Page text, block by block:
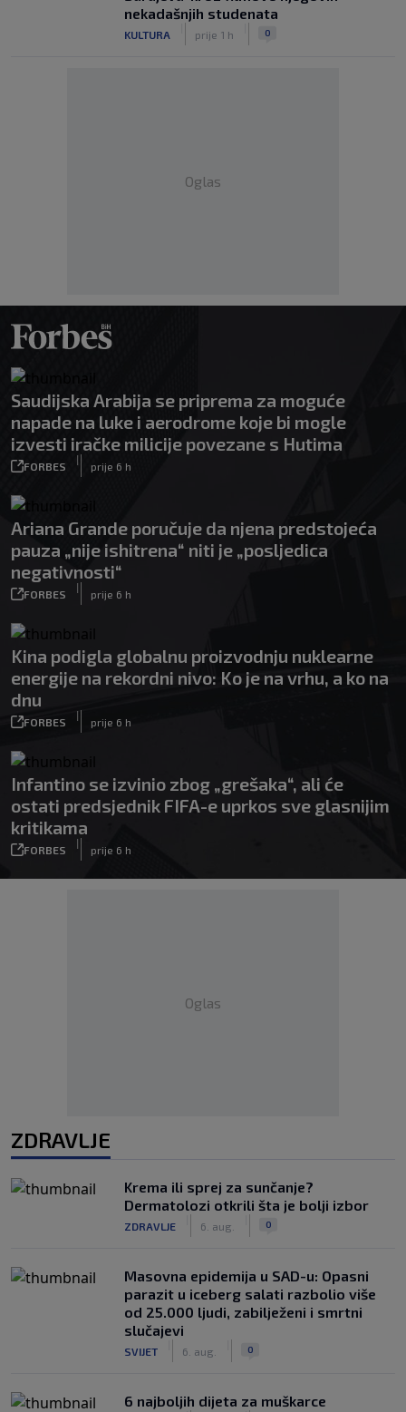
nekadašnjih studenata
KULTURA prije 1 h 0
Oglas
Saudijska Arabija se priprema za moguće
napade na luke i aerodrome koje bi mogle
izvesti iračke milicije povezane s Hutima
FORBES
|
prije 6 h
Ariana Grande poručuje da njena predstojeća
pauza „nije ishitrena“ niti je „posljedica
negativnosti“
FORBES
|
prije 6 h
Kina podigla globalnu proizvodnju nuklearne
energije na rekordni nivo: Ko je na vrhu, a ko na
dnu
FORBES
|
prije 6 h
Infantino se izvinio zbog „grešaka“, ali će
ostati predsjednik FIFA-e uprkos sve glasnijim
kritikama
FORBES
|
prije 6 h
Oglas
ZDRAVLJE
Krema ili sprej za sunčanje?
Dermatolozi otkrili šta je bolji izbor
ZDRAVLJE 6. aug. 0
Masovna epidemija u SAD-u: Opasni
parazit u iceberg salati razbolio više
od 25.000 ljudi, zabilježeni i smrtni
slučajevi
SVIJET 6. aug. 0
6 najboljih dijeta za muškarce